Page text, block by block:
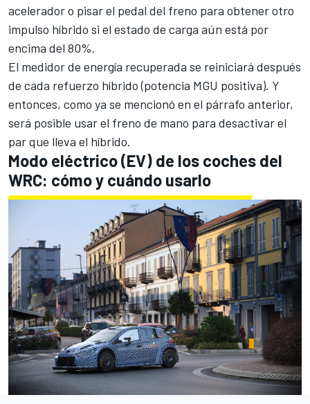
acelerador o pisar el pedal del freno para obtener otro
impulso híbrido si el estado de carga aún está por
encima del 80%.
El medidor de energía recuperada se reiniciará después
de cada refuerzo híbrido (potencia MGU positiva). Y
entonces, como ya se mencionó en el párrafo anterior,
será posible usar el freno de mano para desactivar el
par que lleva el híbrido.
Modo eléctrico (EV) de los coches del
WRC: cómo y cuándo usarlo